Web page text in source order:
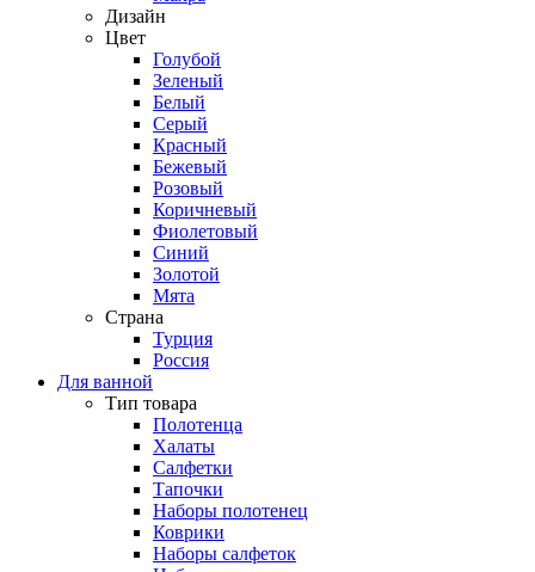
Дизайн
Цвет
Голубой
Зеленый
Белый
Серый
Красный
Бежевый
Розовый
Коричневый
Фиолетовый
Синий
Золотой
Мята
Страна
Турция
Россия
Для ванной
Тип товара
Полотенца
Халаты
Салфетки
Тапочки
Наборы полотенец
Коврики
Наборы салфеток